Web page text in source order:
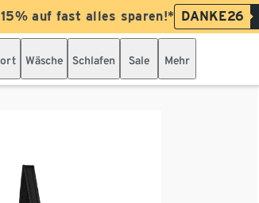
auf fast alles sparen!* DANKE26
Wäsche Schlafen Sale Mehr